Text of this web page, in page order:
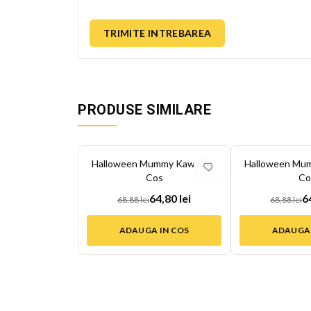
TRIMITE INTREBAREA
PRODUSE SIMILARE
6%
Halloween Mummy Kawaii cu
Cos
68,88 lei64,80 lei
ADAUGA IN COS
6%
Halloween
68,88 lei